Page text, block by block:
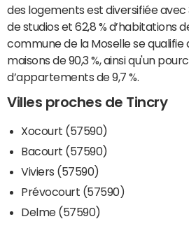
des logements est diversifiée avec
de studios et 62,8 % d’habitations
commune de la Moselle se qualifie
maisons de 90,3 %, ainsi qu'un
d’appartements de 9,7 %.
Villes proches de Tincry
Xocourt (57590)
Bacourt (57590)
Viviers (57590)
Prévocourt (57590)
Delme (57590)